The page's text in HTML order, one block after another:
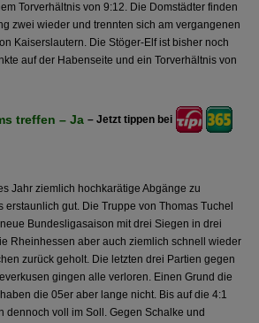
Torverhältnis von 9:12. Die Domstädter finden
zwei wieder und trennten sich am vergangenen
Kaiserslautern. Die Stöger-Elf ist bisher noch
auf der Habenseite und ein Torverhältnis von
treffen – Ja – Jetzt tippen bei
Jahr ziemlich hochkarätige Abgänge zu
erstaunlich gut. Die Truppe von Thomas Tuchel
Bundesligasaison mit drei Siegen in drei
Rheinhessen aber auch ziemlich schnell wieder
zurück geholt. Die letzten drei Partien gegen
gingen alle verloren. Einen Grund die
die 05er aber lange nicht. Bis auf die 4:1
dennoch voll im Soll. Gegen Schalke und